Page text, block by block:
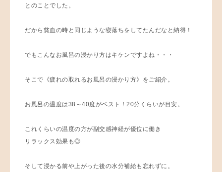
とのことでした。
だから貧血の時と同じような寝落ちをしてたんだなと納得！
でもこんなお風呂の浸かり方はキケンですよね・・・
そこで《疲れの取れるお風呂の浸かり方》をご紹介。
お風呂の温度は38～40度がベスト！20分くらいが目安。
これくらいの温度の方が副交感神経が優位に働き
リラックス効果も◎
そして浸かる前や上がった後の水分補給も忘れずに。